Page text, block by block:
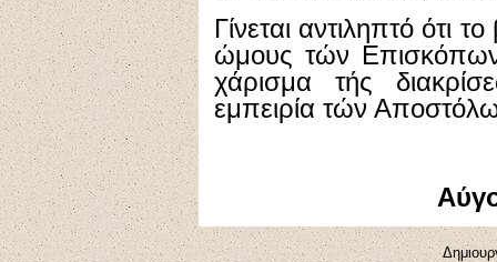
Γίνεται αντιληπτό ότι
ώμους τών
χάρισμα τής
εμπειρία τών